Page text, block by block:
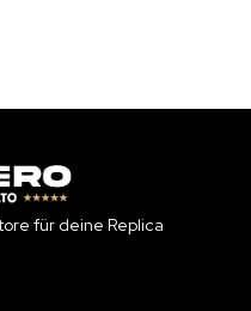
für deine Replica